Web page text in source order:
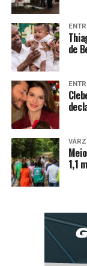
Comentários
RELATED TOPICS:
DESTAQUE
MIL
UP NEXT
Ex-diretor de
de integrante de
DON'T MISS
Polícia Militar
filha recém-
de
1,1